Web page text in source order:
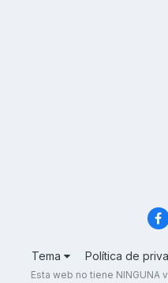
Tema Política de
Esta web no tiene NINGUNA